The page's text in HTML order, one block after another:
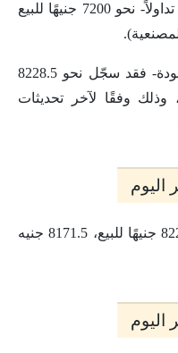
وسجّل جرام الذهب عيار 21 -الأكثر تداولاً- نحو 7200 جنيهًا للبيع
أما جرام الذهب عيار 24 -الأعلى جودة- فقد سجّل نحو 8228.5
للشراء، وذلك وفقًا لآخر تحديثات
سجل سعر الذهب عيار 24 نحو 8228.5 جنيهًا للبيع، 8171.5 جنيه